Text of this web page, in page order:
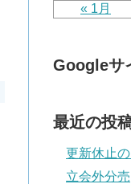
« 1月
Googleサ
最近の投
更新休止
立会外分